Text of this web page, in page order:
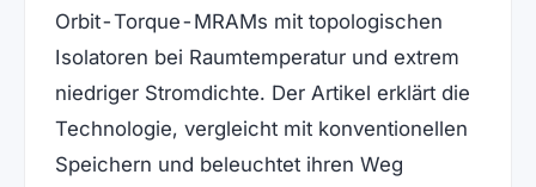
Orbit-Torque-MRAMs mit topologischen
Isolatoren bei Raumtemperatur und extrem
niedriger Stromdichte. Der Artikel erklärt die
Technologie, vergleicht mit konventionellen
Speichern und beleuchtet ihren Weg